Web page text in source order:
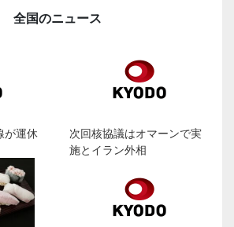
全国のニュース
が運休
次回核協議はオマーンで実
施とイラン外相